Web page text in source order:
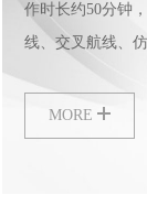
作时长约50分钟
线、交叉航线、
数据要求。
MORE